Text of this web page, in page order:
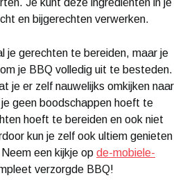
en bijgerechten verwerken.
je gerechten te bereiden, maar je
je BBQ volledig uit te besteden.
je er zelf nauwelijks omkijken naar
geen boodschappen hoeft te
hoeft te bereiden en ook niet
kun je zelf ook ultiem genieten
een kijkje op de-mobiele-
verzorgde BBQ!